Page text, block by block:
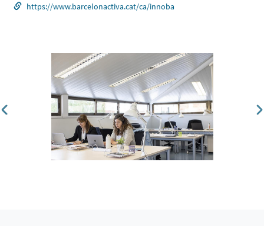
https://www.barcelonactiva.cat/ca/innoba